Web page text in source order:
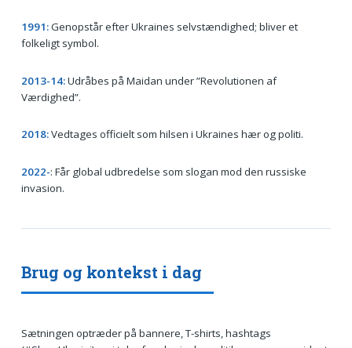
1991:Genopstår efter Ukraines selvstændighed; bliver et
folkeligt symbol.
2013-14:Udråbes på Maidan under ”Revolutionen af
Værdighed”.
2018:Vedtages officielt som hilsen i Ukraines hær og politi.
2022-: Får global udbredelse som slogan mod den russiske
invasion.
Brug og kontekst i dag
Sætningen optræder på bannere, T-shirts, hashtags